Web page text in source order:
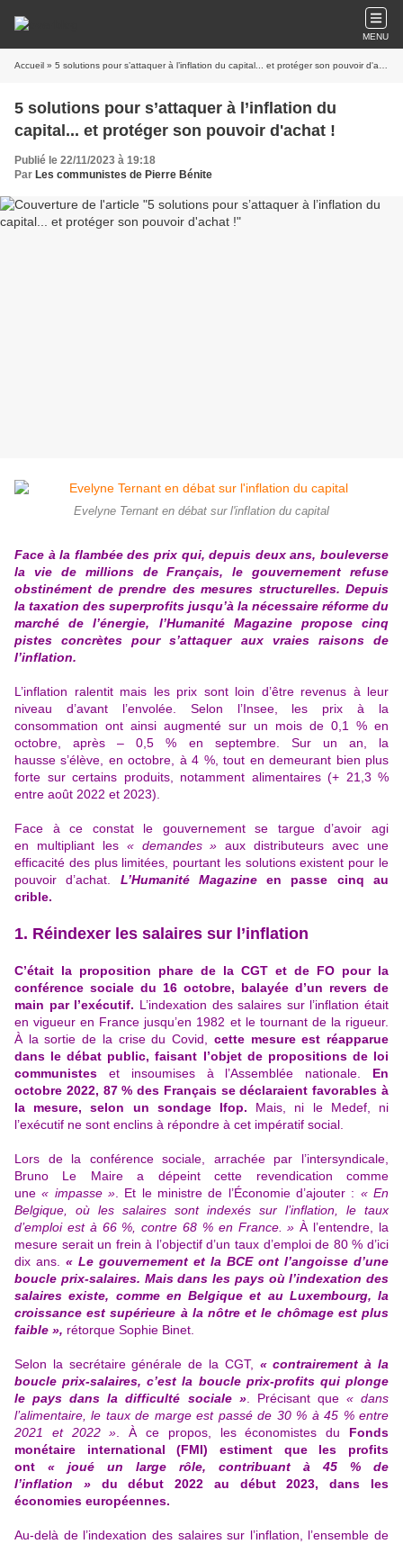
MENU
Accueil » 5 solutions pour s’attaquer à l’inflation du capital... et protéger son pouvoir d'achat !
5 solutions pour s’attaquer à l’inflation du
capital... et protéger son pouvoir d'achat !
Publié le 22/11/2023 à 19:18
Par Les communistes de Pierre Bénite
Evelyne Ternant en débat sur l'inflation du capital
Face à la flambée des prix qui, depuis deux ans, bouleverse
la vie de millions de Français, le gouvernement refuse
obstinément de prendre des mesures structurelles. Depuis
la taxation des superprofits jusqu’à la nécessaire réforme du
marché de l’énergie, l’Humanité Magazine propose cinq
pistes concrètes pour s’attaquer aux vraies raisons de
l’inflation.
L’inflation ralentit mais les prix sont loin d’être revenus à leur
niveau d’avant l’envolée. Selon l’Insee, les prix à la
consommation ont ainsi augmenté sur un mois de 0,1 % en
octobre, après – 0,5 % en septembre. Sur un an, la
hausse s’élève, en octobre, à 4 %, tout en demeurant bien plus
forte sur certains produits, notamment alimentaires (+ 21,3 %
entre août 2022 et 2023).
Face à ce constat le gouvernement se targue d’avoir agi
en multipliant les« demandes » aux distributeurs avec une
efficacité des plus limitées , pourtant les solutions existent pour le
pouvoir d’achat. L’Humanité Magazineen passe cinq au
crible.
1. Réindexer les salaires sur l’inflation
C’était la proposition phare de la CGT et de FO pour la
conférence sociale du 16 octobre, balayée d’un revers de
main par l’exécutif. L’indexation des salaires sur l’inflation était
en vigueur en France jusqu’en 1982 et le tournant de la rigueur.
À la sortie de la crise du Covid, cette mesure est réapparue
dans le débat public, faisant l’objet de propositions de loi
communistes et insoumises à l’Assemblée nationale. En
octobre 2022, 87 % des Français se déclaraient favorables à
la mesure, selon un sondage Ifop. Mais, ni le Medef, ni
l’exécutif ne sont enclins à répondre à cet impératif social.
Lors de la conférence sociale, arrachée par l’intersyndicale,
Bruno Le Maire a dépeint cette revendication comme
une« impasse » . Et le ministre de l’Économie d’ajouter : « En
Belgique, où les salaires sont indexés sur l’inflation, le taux
d’emploi est à 66 %, contre 68 % en France. » À l’entendre, la
mesure serait un frein à l’objectif d’un taux d’emploi de 80 % d’ici
dix ans. « Le gouvernement et la BCE ont l’angoisse d’une
boucle prix-salaires. Mais dans les pays où l’indexation des
salaires existe, comme en Belgique et au Luxembourg, la
croissance est supérieure à la nôtre et le chômage est plus
faible », rétorque Sophie Binet
Selon la secrétaire générale de la CGT, « contrairement à la
boucle prix-salaires, c’est la boucle prix-profits qui plonge
le pays dans la difficulté sociale ». Précisant que « dans
l’alimentaire, le taux de marge est passé de 30 % à 45 % entre
2021 et 2022» . À ce propos, les économistes du Fonds
monétaire international (FMI) estiment que les profits
ont « joué un large rôle, contribuant à 45 % de
l’inflation »du début 2022 au début 2023, dans les
économies européennes.
Au-delà de l’indexation des salaires sur l’inflation,
l’ensemble de